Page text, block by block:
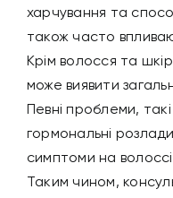
харчування та
також часто
Крім волосся та
може виявити
Певні проблеми,
гормональні
симптоми на волоссі
Таким чином,